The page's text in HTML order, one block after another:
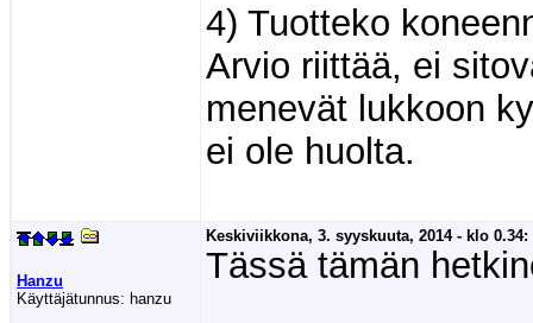
4) Tuotteko
Arvio riittää, ei
menevät lukkoon
ei ole huolta.
Hanzu
Käyttäjätunnus: hanzu
Keskiviikkona, 3. syyskuuta, 2014 - klo 0.34:
Tässä tämän